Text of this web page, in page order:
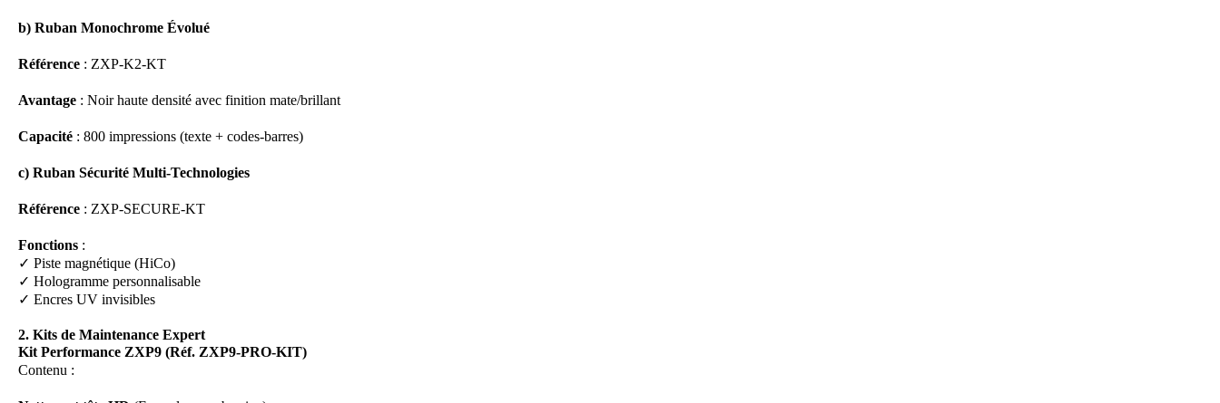
b) Ruban Monochrome Évolué
Référence : ZXP-K2-KT
Avantage : Noir haute densité avec finition mate/brillant
Capacité : 800 impressions (texte + codes-barres)
c) Ruban Sécurité Multi-Technologies
Référence : ZXP-SECURE-KT
Fonctions :
✓ Piste magnétique (HiCo)
✓ Hologramme personnalisable
✓ Encres UV invisibles
2. Kits de Maintenance Expert
Kit Performance ZXP9 (Réf. ZXP9-PRO-KIT)
Contenu :